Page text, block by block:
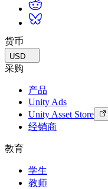
被发现并获取移动用户
管理跨门店和D2C渠道
商业化
通过 Unity 投放广告
使用案例
移动游戏
使用 Unity 打造移动端爆
独立游戏
小团队也能做出大游戏
查看所有行业
演示
演示、示例和构建模块
所有资源
新增功能
博客
更新、信息和技术提示
新闻
新闻、故事和新闻中心
开启您的职业生涯
增强您的教学
教育资助许可证
认证
证明您的Unity精通
货币
USD
采购
产品
Unity Ads
Unity Asset Store
经销商
教育
学生
教师